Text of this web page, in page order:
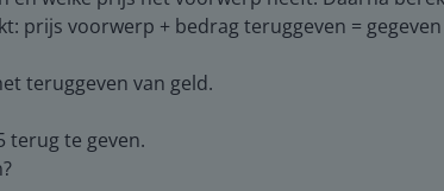
prijs voorwerp + bedrag teruggeven =
teruggeven van geld.
terug te geven.